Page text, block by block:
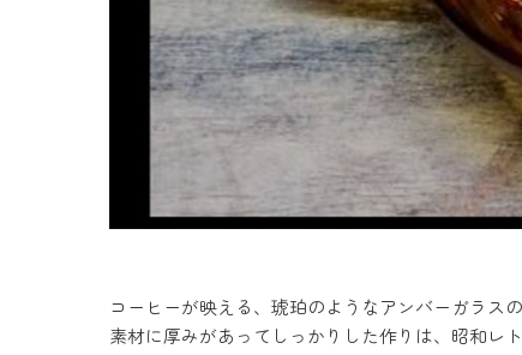
コーヒーが映える、琥珀のようなアンバーガラス
素材に厚みがあってしっかりした作りは、昭和レ